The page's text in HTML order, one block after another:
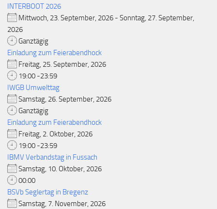
INTERBOOT 2026
Mittwoch, 23. September, 2026 - Sonntag, 27. September,
2026
Ganztägig
Einladung zum Feierabendhock
Freitag, 25. September, 2026
19:00 -23:59
IWGB Umwelttag
Samstag, 26. September, 2026
Ganztägig
Einladung zum Feierabendhock
Freitag, 2. Oktober, 2026
19:00 -23:59
IBMV Verbandstag in Fussach
Samstag, 10. Oktober, 2026
00:00
BSVb Seglertag in Bregenz
Samstag, 7. November, 2026